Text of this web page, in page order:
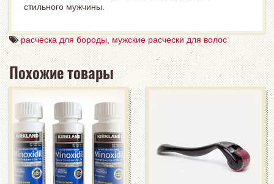
стильного мужчины.
расческа для бороды, мужские расчески для волос
Похожие товары